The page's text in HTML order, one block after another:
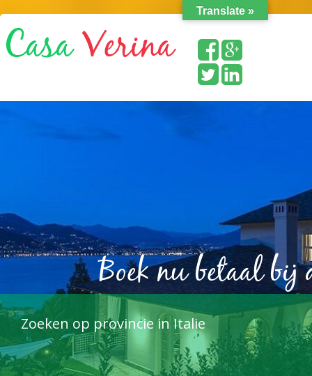
Zoeken op provincie in Italie
Boek nu betaal bij
Translate »